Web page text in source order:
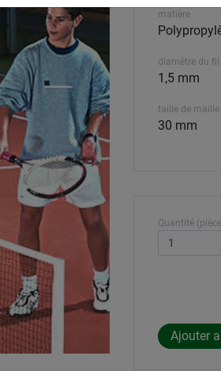
matière
diamètre du fil
1,5 mm
taille de maille
30 mm
Quantité